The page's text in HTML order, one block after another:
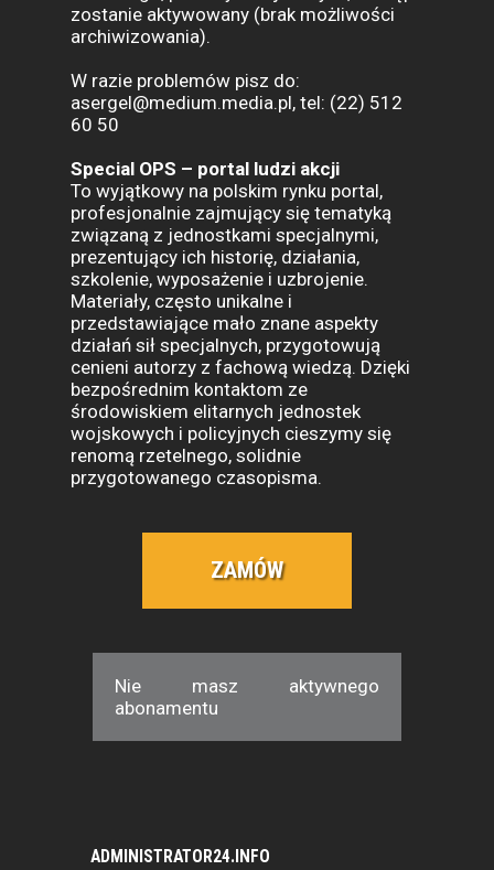
zostanie aktywowany (brak możliwości
archiwizowania).
W razie problemów pisz do:
asergel@medium.media.pl, tel: (22) 512
60 50
Special OPS – portal ludzi akcji
To wyjątkowy na polskim rynku portal,
profesjonalnie zajmujący się tematyką
związaną z jednostkami specjalnymi,
prezentujący ich historię, działania,
szkolenie, wyposażenie i uzbrojenie.
Materiały, często unikalne i
przedstawiające mało znane aspekty
działań sił specjalnych, przygotowują
cenieni autorzy z fachową wiedzą. Dzięki
bezpośrednim kontaktom ze
środowiskiem elitarnych jednostek
wojskowych i policyjnych cieszymy się
renomą rzetelnego, solidnie
przygotowanego czasopisma.
ZAMÓW
Nie masz aktywnego
abonamentu
ADMINISTRATOR24.INFO